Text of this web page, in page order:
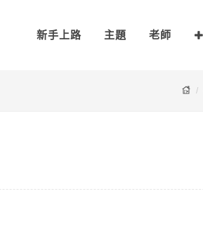
新手上路 主題 老師